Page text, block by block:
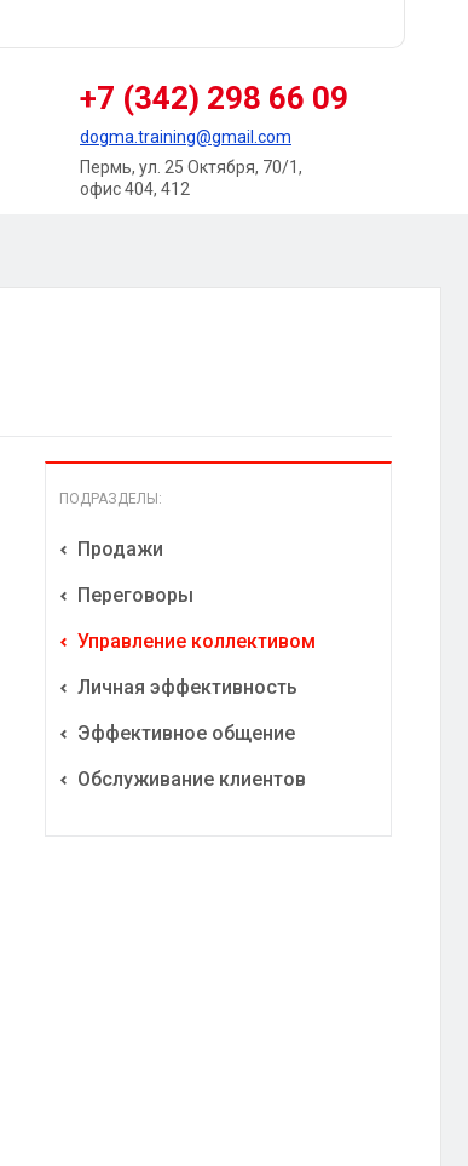
+7 (342) 298 66 09
dogma.training@gmail.com
Пермь, ул. 25 Октября, 70/1,
офис 404, 412
ПОДРАЗДЕЛЫ:
Продажи
Переговоры
Управление коллективом
Личная эффективность
Эффективное общение
Обслуживание клиентов